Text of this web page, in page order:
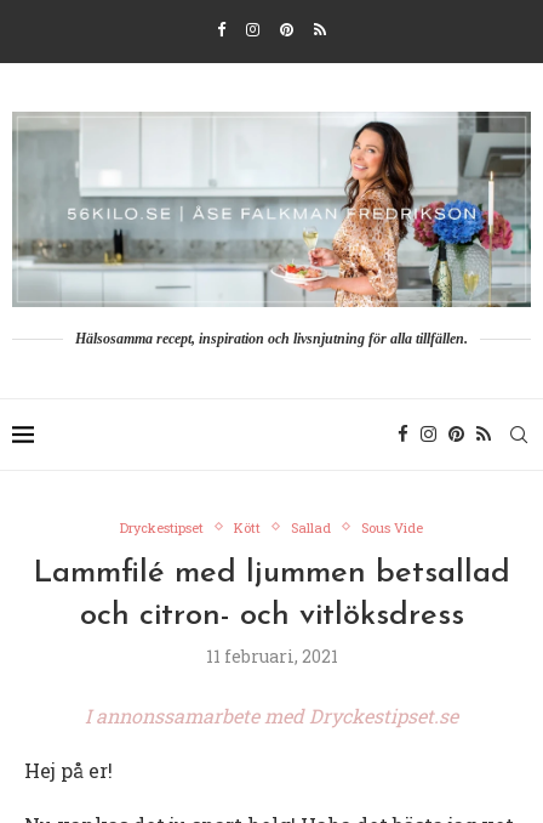
Hälsosamma recept, inspiration och livsnjutning för alla tillfällen.
Dryckestipset Kött Sallad Sous Vide
Lammfilé med ljummen betsallad
och citron- och vitlöksdress
11 februari, 2021
I annonssamarbete med Dryckestipset.se
Hej på er!